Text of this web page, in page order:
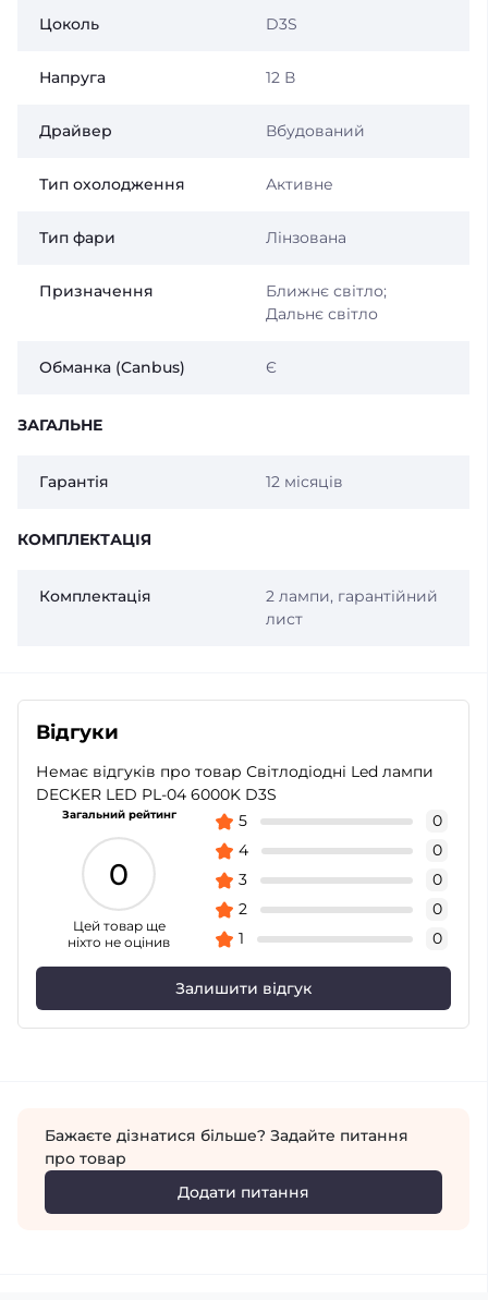
Цоколь D3S
Напруга 12 В
Драйвер Вбудований
Тип охолодження Активне
Тип фари Лінзована
Призначення
Ближнє світло;
Дальнє світло
Обманка (Canbus) Є
ЗАГАЛЬНЕ
Гарантія 12 місяців
КОМПЛЕКТАЦІЯ
Комплектація
2 лампи, гарантійний
лист
Відгуки
Немає відгуків про товар Світлодіодні Led лампи
DECKER LED PL-04 6000K D3S
Загальний рейтинг
0
Цей товар ще
ніхто не оцінив
5
0
4
0
3
0
2
0
1
0
Залишити відгук
Бажаєте дізнатися більше? Задайте питання
про товар
Додати питання